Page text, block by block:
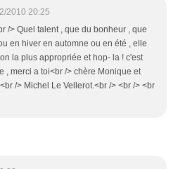
2010 20:25
/> Quel talent , que du bonheur , que
en hiver en automne ou en été , elle
la plus appropriée et hop- la ! c'est
, merci a toi<br /> chère Monique et
/> Michel Le Vellerot.<br /> <br /> <br